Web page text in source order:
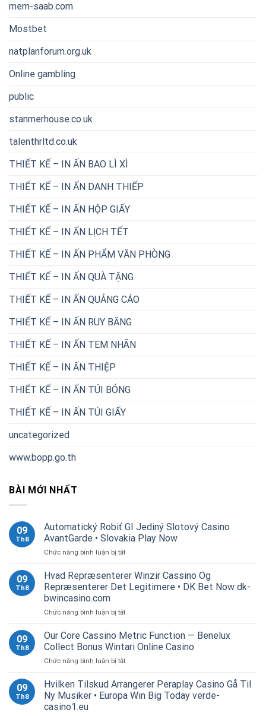
mem-saab.com
Mostbet
natplanforum.org.uk
Online gambling
public
stanmerhouse.co.uk
talenthrltd.co.uk
THIẾT KẾ – IN ẤN BAO LÌ XÌ
THIẾT KẾ – IN ẤN DANH THIẾP
THIẾT KẾ – IN ẤN HỘP GIẤY
THIẾT KẾ – IN ẤN LỊCH TẾT
THIẾT KẾ – IN ẤN PHẨM VĂN PHÒNG
THIẾT KẾ – IN ẤN QUÀ TẶNG
THIẾT KẾ – IN ẤN QUẢNG CÁO
THIẾT KẾ – IN ẤN RUY BĂNG
THIẾT KẾ – IN ẤN TEM NHÃN
THIẾT KẾ – IN ẤN THIỆP
THIẾT KẾ – IN ẤN TÚI BÓNG
THIẾT KẾ – IN ẤN TÚI GIẤY
uncategorized
www.bopp.go.th
BÀI MỚI NHẤT
09
Th8
Automatický Robiť GI Jediný Slotový Casino
AvantGarde • Slovakia Play Now
Chức năng bình luận bị tắtở
Robiť
GI
Jediný
Casino
•
Slovakia
Play
Now
09
Th8
Hvad Repræsenterer Winzir Cassino Og
Repræsenterer Det Legitimere • DK Bet Now dk-
bwincasino.com
Chức năng bình luận bị tắtở
Repræsenterer
Winzir
Cassino
Og
Det
Legitimere
09
Th8
Our Core Cassino Metric Function — Benelux
Collect Bonus Wintari Online Casino
Chức năng bình luận bị tắtở
Core
Cassino
Metric
09
Th8
Hvilken Tilskud Arrangerer Peraplay Casino Gå Til
Ny Musiker • Europa Win Big Today verde-
casino1.eu